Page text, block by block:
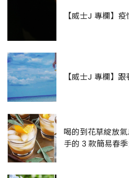
【威士J 專欄】
【威士J 專欄】
喝的到花草綻放
手的 3 款簡易春